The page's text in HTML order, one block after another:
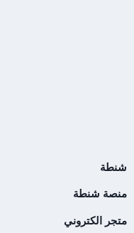
شنطة
منصة شنطة
متجر الكتروني